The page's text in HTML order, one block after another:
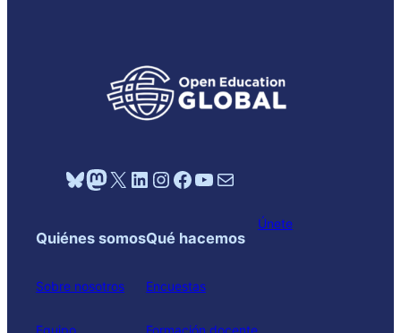
Bluesky
Mastodon
X LinkedIn
Instagram
Facebook
YouTube
Mail
Quiénes somos
Sobre nosotros
Qué hacemos
Encuestas
Únete